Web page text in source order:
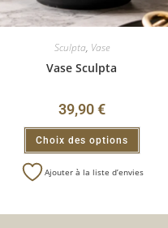
Sculpta, Vase
Vase Sculpta
39,90€
Choix des options
Ajouter à la liste d’envies